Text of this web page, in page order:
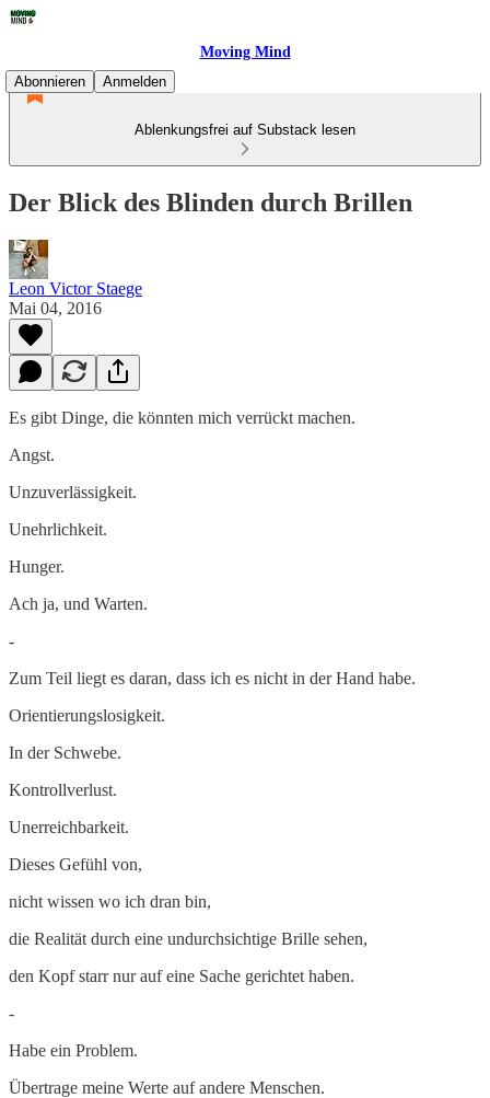
Moving Mind
Abonnieren
Anmelden
Ablenkungsfrei auf Substack lesen
Der Blick des Blinden durch Brillen
Leon Victor Staege
Mai 04, 2016
Es gibt Dinge, die könnten mich verrückt machen.
Angst.
Unzuverlässigkeit.
Unehrlichkeit.
Hunger.
Ach ja, und Warten.
-
Zum Teil liegt es daran, dass ich es nicht in der Hand habe.
Orientierungslosigkeit.
In der Schwebe.
Kontrollverlust.
Unerreichbarkeit.
Dieses Gefühl von,
nicht wissen wo ich dran bin,
die Realität durch eine undurchsichtige Brille sehen,
den Kopf starr nur auf eine Sache gerichtet haben.
-
Habe ein Problem.
Übertrage meine Werte auf andere Menschen.